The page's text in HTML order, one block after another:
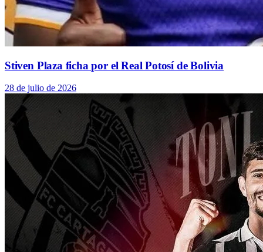
Stiven Plaza ficha por el Real Potosí de Bolivia
28 de julio de 2026